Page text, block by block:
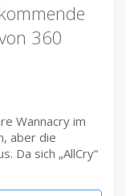
360
Wannacry im
aber die
Da sich „AllCry“